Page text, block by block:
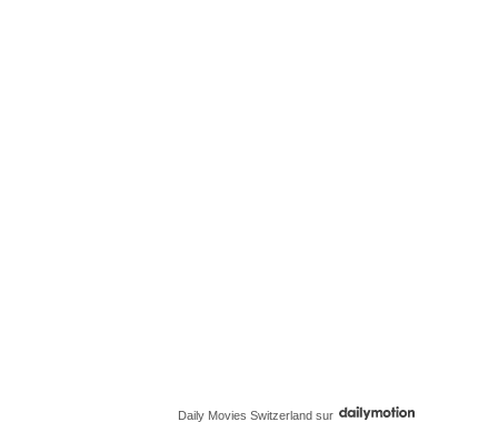
Daily Movies Switzerland sur